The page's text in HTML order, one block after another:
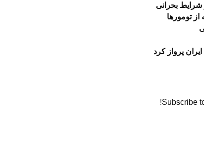
بحرانی
پرواز کرد
Subscribe